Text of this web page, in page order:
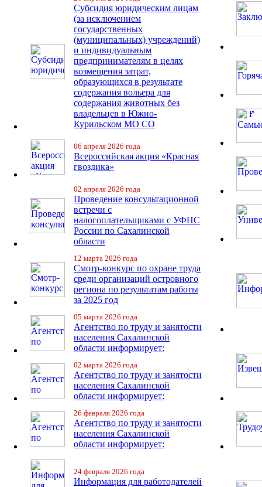
Субсидия юридическим лицам
(за исключением
государственных
(муниципальных) учреждений)
и индивидуальным
предпринимателям в целях
возмещения затрат,
образующихся в результате
содержания вольера для
содержания животных без
владельцев в Южно-
Курильском МО СО
06 апреля 2026 года
Всероссийская акция «Красная
гвоздика»
02 апреля 2026 года
Проведение консультационной
встречи с
налогоплательщиками с УФНС
России по Сахалинской
области
12 марта 2026 года
Смотр-конкурс по охране труда
среди организаций островного
региона по результатам работы
за 2025 год
05 марта 2026 года
Агентство по труду и занятости
населения Сахалинской
области информирует:
02 марта 2026 года
Агентство по труду и занятости
населения Сахалинской
области информирует:
26 февраля 2026 года
Агентство по труду и занятости
населения Сахалинской
области информирует:
24 февраля 2026 года
Информация для работодателей